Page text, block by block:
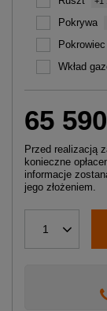
Pokrywa
Pokrowiec
Wkład
65
Przed realizacją
konieczne
informacje
jego złożeniem.
1